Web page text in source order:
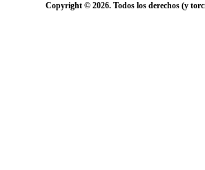
Copyright © 2026. Todos los derechos (y